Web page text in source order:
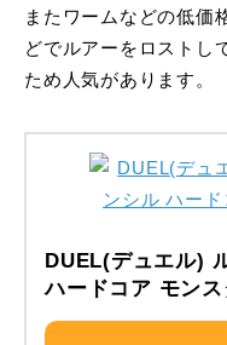
またワームなどの低価
どでルアーをロストし
ため人気があります。
DUEL(デュエル)
ハードコア モン